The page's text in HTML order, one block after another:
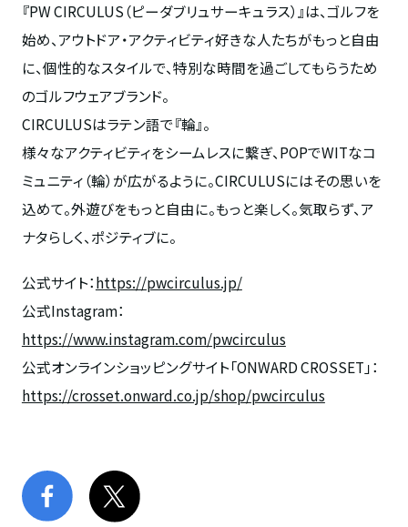
『PW CIRCULUS（ピーダブリュサーキュラス）』は、ゴルフを
始め、アウトドア・アクティビティ好きな人たちがもっと自由
に、個性的なスタイルで、特別な時間を過ごしてもらうため
のゴルフウェアブランド。
CIRCULUSはラテン語で『輪』。
様々なアクティビティをシームレスに繋ぎ、 POPでWITなコ
ミュニティ（輪）が広がるように。CIRCULUSにはその思いを
込めて。外遊びをもっと自由に。もっと楽しく。気取らず、ア
ナタらしく、ポジティブに。
公式サイト：https://pwcirculus.jp/
公式Instagram：
https://www.instagram.com/pwcirculus
公式オンラインショッピングサイト「ONWARD CROSSET」：
https://crosset.onward.co.jp/shop/pwcirculus